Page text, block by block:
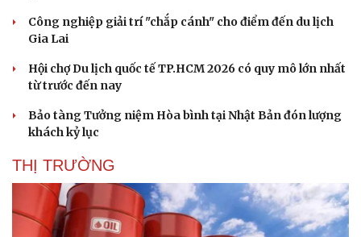
Văn học
Âm nhạc
Thời trang
Công nghiệp giải trí "chắp cánh" cho điểm đến du lịch
Gia Lai
Hội chợ Du lịch quốc tế TP.HCM 2026 có quy mô lớn nhất
từ trước đến nay
Bảo tàng Tưởng niệm Hòa bình tại Nhật Bản đón lượng
khách kỷ lục
THỊ TRƯỜNG